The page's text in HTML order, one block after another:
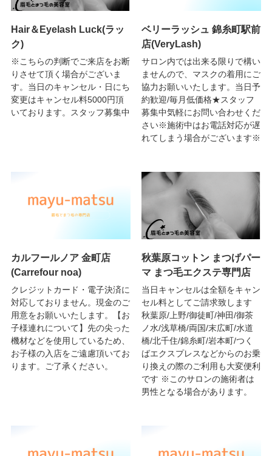
Hair＆Eyelash Luck(ラッ
ク)
※こちらの判断でご来店をお断
りさせて頂く場合がございま
す。当日のキャンセル・日にち
変更はキャンセル料5000円頂
いております。スタッフ募集中
ベリーラッシュ 錦糸町駅前
店(VeryLash)
サロン内では出来る限りで構い
ませんので、マスクの着用にご
協力お願いいたします。当日予
約歓迎/毎月低価格★スタッフ
募集中気軽にお問い合わせくだ
さい※施術中はお電話対応が遅
れてしまう場合がございます※
カルフールノア 金町店
(Carrefour noa)
クレジットカード・電子決済に
対応しておりません。現金のご
用意をお願いいたします。【お
子様連れについて】先の尖った
機材などを使用しているため、
お子様の入店をご遠慮頂いてお
ります。ご了承ください。
秋葉原コットン まつげパー
マ まつ毛エクステ専門店
当日キャンセルは全額をキャン
セル料としてご請求致します
秋葉原/上野/御徒町/神田/御茶
ノ水/浅草橋/両国/末広町/水道
橋/北千住/錦糸町/岩本町/つく
ばエクスプレスなどからのお乗
り換えの際のご利用も大変便利
です ※このサロンの施術者は
男性となる場合があります。